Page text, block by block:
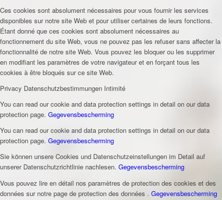
Ces cookies sont absolument nécessaires pour vous fournir les services
disponibles sur notre site Web et pour utiliser certaines de leurs fonctions.
Étant donné que ces cookies sont absolument nécessaires au
fonctionnement du site Web, vous ne pouvez pas les refuser sans affecter la
fonctionnalité de notre site Web. Vous pouvez les bloquer ou les supprimer
en modifiant les paramètres de votre navigateur et en forçant tous les
cookies à être bloqués sur ce site Web.
Privacy Datenschutzbestimmungen Intimité
You can read our cookie and data protection settings in detail on our data
protection page. Gegevensbescherming
You can read our cookie and data protection settings in detail on our data
protection page. Gegevensbescherming
Sie können unsere Cookies und Datenschutzeinstellungen im Detail auf
unserer Datenschutzrichtlinie nachlesen. Gegevensbescherming
Vous pouvez lire en détail nos paramètres de protection des cookies et des
données sur notre page de protection des données . Gegevensbescherming